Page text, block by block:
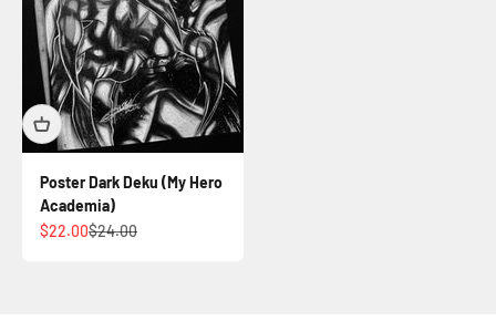
Poster Dark Deku (My Hero
Academia)
Prix de vente
$22.00Prix normal
$24.00